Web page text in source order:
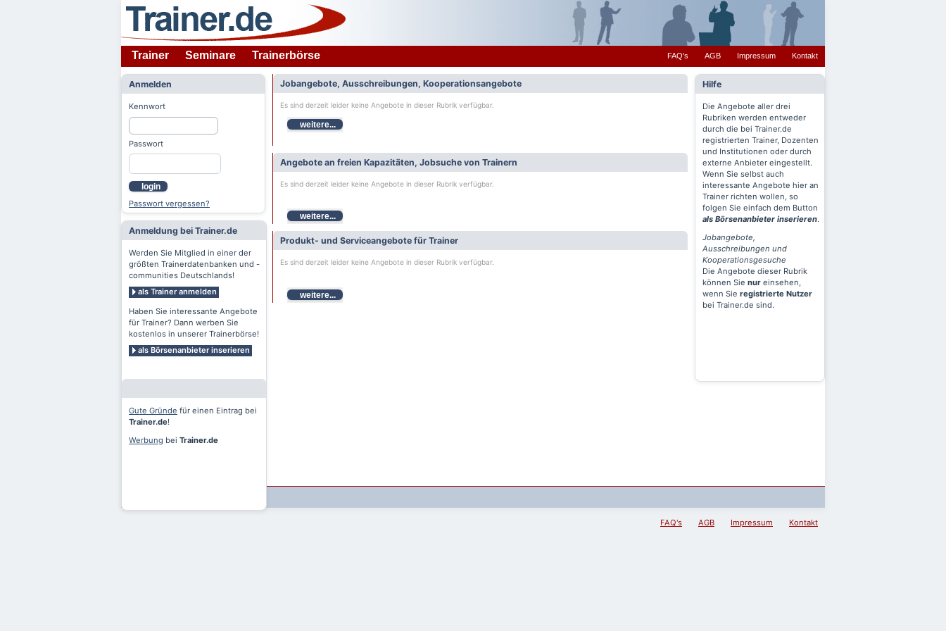
Trainer Seminare Trainerbörse FAQ's AGB Impressum Kontakt
Anmelden
Kennwort
Passwort
login
Passwort vergessen?
Anmeldung bei Trainer.de
Werden Sie Mitglied in einer der
größten Trainerdatenbanken und -
communities Deutschlands!
als Trainer anmelden
Haben Sie interessante Angebote
für Trainer? Dann werben Sie
kostenlos in unserer Trainerbörse!
als Börsenanbieter inserieren
Gute Gründe für einen Eintrag bei
Trainer.de!
Werbung bei Trainer.de
Hilfe
Die Angebote aller drei
Rubriken werden entweder
durch die bei Trainer.de
registrierten Trainer, Dozenten
und Institutionen oder durch
externe Anbieter eingestellt.
Wenn Sie selbst auch
interessante Angebote hier an
Trainer richten wollen, so
folgen Sie einfach dem Button
als Börsenanbieter inserieren.
Jobangebote,
Ausschreibungen und
Kooperationsgesuche
Die Angebote dieser Rubrik
können Sie nur einsehen,
wenn Sie registrierte Nutzer
bei Trainer.de sind.
Jobangebote, Ausschreibungen, Kooperationsangebote
Es sind derzeit leider keine Angebote in dieser Rubrik verfügbar.
weitere...
Angebote an freien Kapazitäten, Jobsuche von Trainern
Es sind derzeit leider keine Angebote in dieser Rubrik verfügbar.
weitere...
Produkt- und Serviceangebote für Trainer
Es sind derzeit leider keine Angebote in dieser Rubrik verfügbar.
weitere...
FAQ's AGB Impressum Kontakt